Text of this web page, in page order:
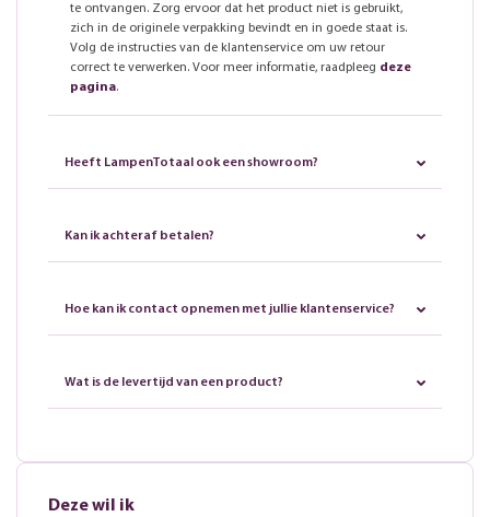
te ontvangen. Zorg ervoor dat het product niet is gebruikt,
zich in de originele verpakking bevindt en in goede staat is.
Volg de instructies van de klantenservice om uw retour
correct te verwerken. Voor meer informatie, raadpleeg deze
pagina.
Heeft LampenTotaal ook een showroom?
Kan ik achteraf betalen?
Hoe kan ik contact opnemen met jullie klantenservice?
Wat is de levertijd van een product?
Deze wil ik